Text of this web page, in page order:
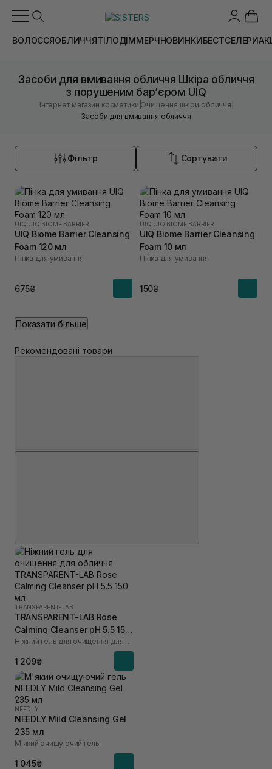
ВОЛОССЯОБЛИЧЧЯТІЛОДІММЕРЧНОВИНКИБЕСТСЕЛЕРИ
Засоби для вмивання обличчя Шкіра обличчя
з порушеним барʼєром UIQ
Інтернет магазин косметики |Очищення шкіри обличчя
Засоби для вмивання обличчя
Фільтр Сортувати
UIQ UIQ BIOME BARRIER
UIQ Biome Barrier Cleansing
Foam 120 мл
Пінка для умивання
675₴
UIQ UIQ BIOME BARRIER
UIQ Biome Barrier Cleansing
Foam 10 мл
Пінка для умивання
150₴
Показати більше
Рекомендовані товари
TRANSPARENT-LAB
TRANSPARENT-LAB Rose
Calming Cleanser pH 5.5 150
мл
Ніжний гель для очищення для обличчя
1 209₴
NEEDLY
NEEDLY Mild Cleansing Gel
235 мл
М'який очищуючий гель
1 045₴